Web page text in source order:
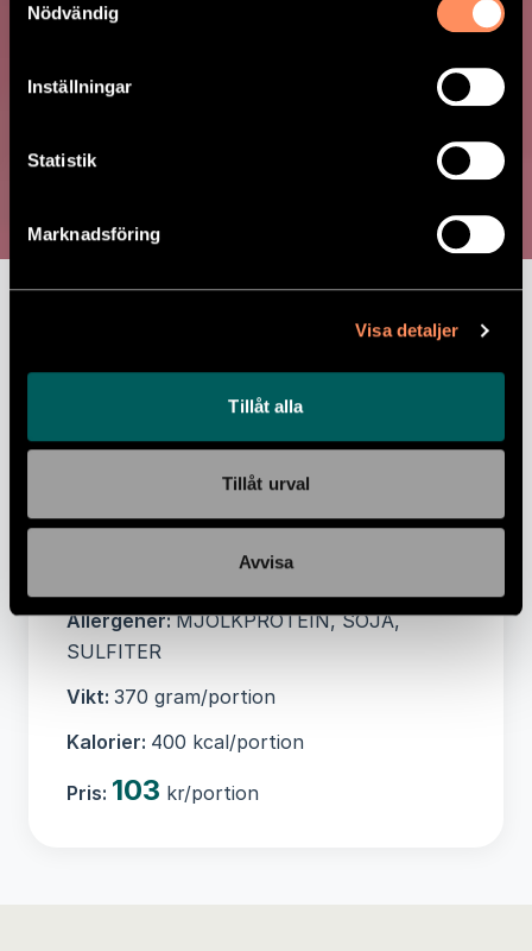
Nödvändig
Inställningar
Statistik
Marknadsföring
Visa detaljer
Tillåt alla
Tillåt urval
Avvisa
CHILI SIN CARNE
cremé fraiche
Energi 108 kcal, Fett 5 g, -varav Mättat
fett 2 g, Kolhydrater 11 g, -varav
Sockerarter 1,5 g, Protein 4,1 g, Salt 0,8 g
Ingredienser:Råris(32%), tomater,
SOJAfärs(11%), CRÉME FRAICHE laktosfri,
lök, paprika, svarta bönor, kikärta, vita
vitvinsvinäger, kryddblandning, salt med jod
Allergener:MJÖLKPROTEIN, SOJA,
SULFITER
Vikt: 370 gram/portion
Kalorier: 400 kcal/portion
Pris: 103 kr/portion